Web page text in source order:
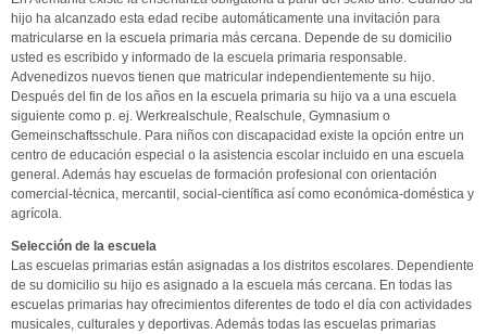
hijo ha alcanzado esta edad recibe automáticamente una invitación para
matricularse en la escuela primaria más cercana. Depende de su domicilio
usted es escribido y informado de la escuela primaria responsable.
Advenedizos nuevos tienen que matricular independientemente su hijo.
Después del fin de los años en la escuela primaria su hijo va a una escuela
siguiente como p. ej. Werkrealschule, Realschule, Gymnasium o
Gemeinschaftsschule. Para niños con discapacidad existe la opción entre un
centro de educación especial o la asistencia escolar incluido en una escuela
general. Además hay escuelas de formación profesional con orientación
comercial-técnica, mercantil, social-científica así como económica-doméstica y
agrícola.
Selección de la escuela
Las escuelas primarias están asignadas a los distritos escolares. Dependiente
de su domicilio su hijo es asignado a la escuela más cercana. En todas las
escuelas primarias hay ofrecimientos diferentes de todo el día con actividades
musicales, culturales y deportivas. Además todas las escuelas primarias